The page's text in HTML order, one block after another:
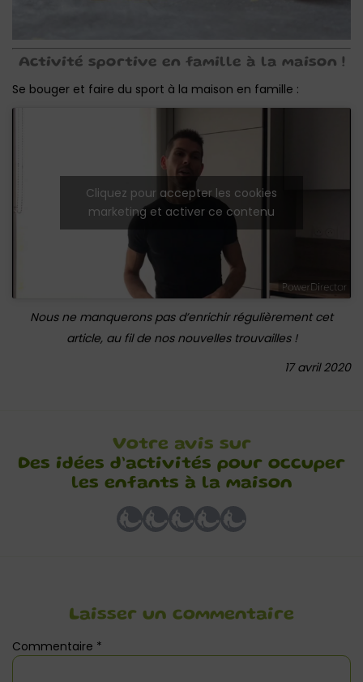
Activité sportive en famille à la maison !
Se bouger et faire du sport à la maison en famille :
Cliquez pour accepter les cookies
marketing et activer ce contenu
Nous ne manquerons pas d’enrichir régulièrement cet
article, au fil de nos nouvelles trouvailles !
17 avril 2020
Votre avis sur
Des idées d’activités pour occuper
les enfants à la maison
Laisser un commentaire
Commentaire *